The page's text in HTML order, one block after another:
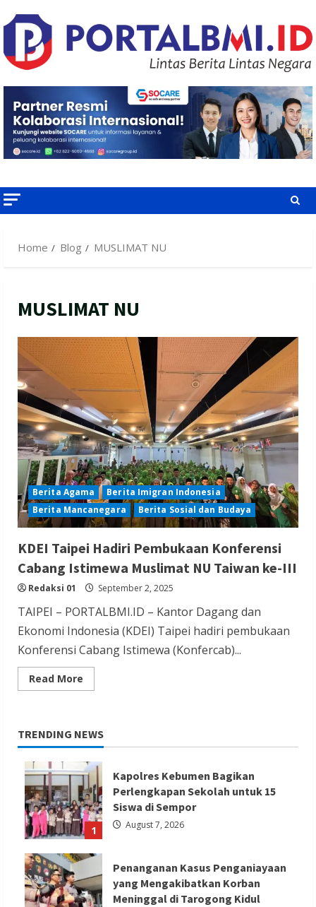
to
content
Home Blog MUSLIMAT NU
MUSLIMAT NU
Berita Agama
Berita Imigran Indonesia
Berita Mancanegara
Berita Sosial dan Budaya
KDEI Taipei Hadiri Pembukaan Konferensi
Cabang Istimewa Muslimat NU Taiwan ke-III
Redaksi 01 September 2, 2025
TAIPEI – PORTALBMI.ID – Kantor Dagang dan
Ekonomi Indonesia (KDEI) Taipei hadiri pembukaan
Konferensi Cabang Istimewa (Konfercab)...
Read More
more
Pembukaan
Konferensi
Istimewa
Muslimat
NU
Taiwan
ke-
III
TRENDING NEWS
1
Kapolres Kebumen Bagikan
Perlengkapan Sekolah untuk 15
Siswa di Sempor
August 7, 2026
Penanganan Kasus Penganiayaan
yang Mengakibatkan Korban
Meninggal di Tarogong Kidul